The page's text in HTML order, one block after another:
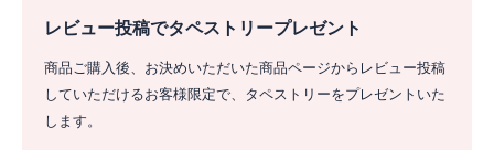
レビュー投稿でタペストリープレゼント
商品ご購入後、お決めいただいた商品ページからレビュー投稿
していただけるお客様限定で、タペストリーをプレゼントいた
します。